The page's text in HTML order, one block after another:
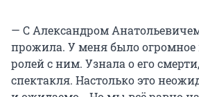
— С Александром
прожила. У меня было огромное
ролей с ним. Узнала о его
спектакля. Настолько это